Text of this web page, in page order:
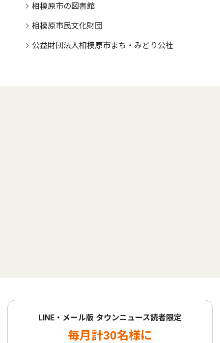
相模原市の図書館
相模原市民文化財団
公益財団法人相模原市まち・みどり公社
LINE・メール版 タウンニュース読者限定
毎月計30名様に